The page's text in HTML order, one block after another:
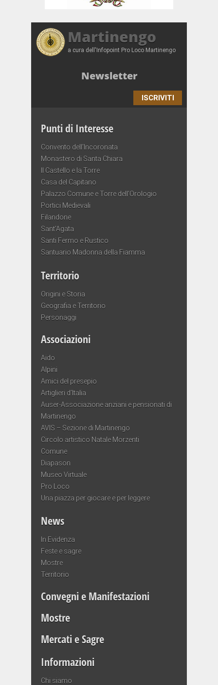
Martinengo
a cura dell'Infopoint Pro Loco Martinengo
Newsletter
ISCRIVITI
Punti di Interesse
Convento dell’Incoronata
Monastero di Santa Chiara
Il Castello e la Torre
Casa del Capitano
Palazzo Comune e Torre dell’Orologio
Portici Medievali
Filandone
Sant’Agata
Santi Fermo e Rustico
Santuario Madonna della Fiamma
Territorio
Origini e Storia
Geografia e Territorio
Personaggi
Associazioni
Aido
Alpini
Amici del presepio
Artiglieri d’Italia
Auser-Associazione anziani e pensionati di
Martinengo
AVIS – Sezione di Martinengo
Circolo artistico Natale Morzenti
Comune
Diapason
Museo Virtuale
Pro Loco
Una piazza per giocare e per leggere
News
In Evidenza
Feste e sagre
Mostre
Territorio
Convegni e Manifestazioni
Mostre
Mercati e Sagre
Informazioni
Chi siamo